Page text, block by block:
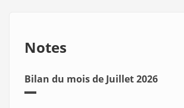
Notes
Bilan du mois de Juillet 2026